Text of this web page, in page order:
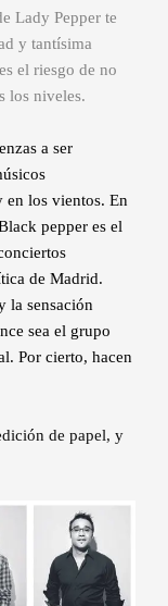
Lady Pepper te
y tantísima
el riesgo de no
los niveles.
a ser
en los vientos. En
pepper es el
de Madrid.
la sensación
sea el grupo
Por cierto, hacen
de papel, y